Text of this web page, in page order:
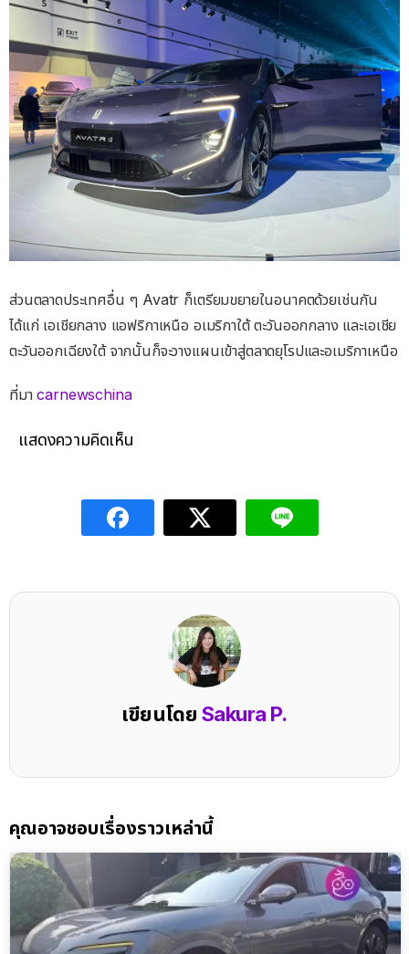
ส่วนตลาดประเทศอื่น ๆ Avatr ก็เตรียมขยายในอนาคตด้วยเช่นกัน
ได้แก่ เอเชียกลาง แอฟริกาเหนือ อเมริกาใต้ ตะวันออกกลาง และเอเชีย
ตะวันออกเฉียงใต้ จากนั้นก็จะวางแผนเข้าสู่ตลาดยุโรปและอเมริกาเหนือ
ที่มาcarnewschina
แสดงความคิดเห็น
เขียนโดย Sakura P.
คุณอาจชอบเรื่องราวเหล่านี้